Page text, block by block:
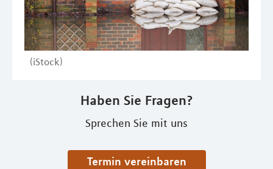
(iStock)
Haben Sie Fragen?
Sprechen Sie mit uns
Termin vereinbaren